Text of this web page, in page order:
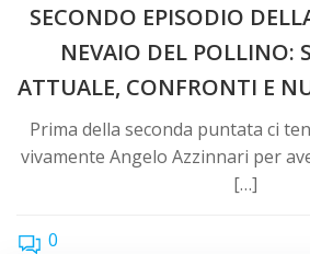
SECONDO EPISODIO
NEVAIO DEL POLLINO:
ATTUALE, CONFRONTI E
Prima della seconda puntata ci
vivamente Angelo Azzinnari per
[…]
0